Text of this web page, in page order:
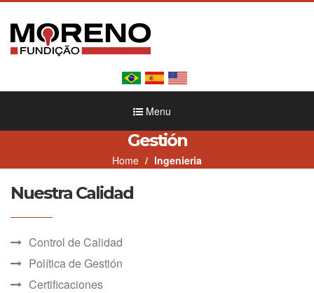
Menu
Gestión
Home Ingenieria
Nuestra Calidad
Control de Calidad
Política de Gestión
Certificaciones